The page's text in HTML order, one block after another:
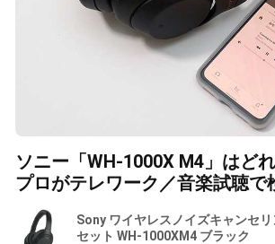
ソニー「WH-1000X M4」はど
プロがテレワーク／音楽試聴で
Sony ワイヤレスノイズキャンセ
セット WH-1000XM4 ブラック